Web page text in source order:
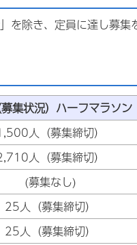
を除き、定員に達し募集
集状況）ハーフマラソン
人（募集締切）
人（募集締切）
(募集なし)
25人（募集締切）
25人（募集締切）